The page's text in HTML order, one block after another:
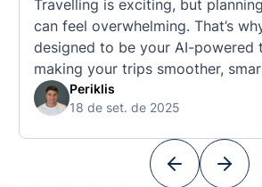
Travelling is exciting, but
can feel overwhelming. That’s
designed to be your AI-powered
making your trips smoother,
free. 🧭 What Makes the Tourist
Unlike standard travel apps,
With Tourist, your trip planning
Periklis
18 de set. de 2025